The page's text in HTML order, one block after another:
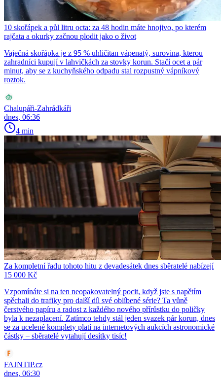
10 skořápek a půl litru octa: za 48 hodin máte hnojivo, po kterém
rajčata a okurky začnou plodit jako o život
Vaječná skořápka je z 95 % uhličitan vápenatý, surovina, kterou
zahradníci kupují v lahvičkách za stovky korun. Stačí ocet a pár
minut, aby se z kuchyňského odpadu stal rozpustný vápníkový
roztok.
Chalupáři-Zahrádkáři
dnes, 06:36
4 min
Za kompletní řadu tohoto hitu z devadesátek dnes sběratelé nabízejí
15 000 Kč
Vzpomínáte si na ten neopakovatelný pocit, když jste s napětím
spěchali do trafiky pro další díl své oblíbené série? Ta vůně
čerstvého papíru a radost z každého nového přírůstku do poličky
byla k nezaplacení. Zatímco tehdy stál jeden svazek pár korun, dnes
se za ucelené komplety platí na internetových aukcích astronomické
částky – sběratelé vytahují desítky tisíc!
FAJNTIP.cz
dnes, 06:30